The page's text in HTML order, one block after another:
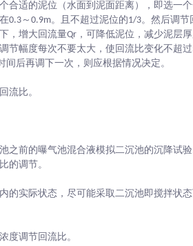
合适的泥位（水面到泥面距离），即选一
0.3～0.9m。且不超过泥位的1/3。然后调
，增大回流量Qr，可降低泥位，减少泥层
节幅度每次不要太大，使回流比变化不超
间后再调下一次，则应根据情况决定。
流比。
之前的曝气池混合液模拟二沉池的沉降试验
的调节。
的实际状态，尽可能采取二沉池即搅拌状
度调节回流比。